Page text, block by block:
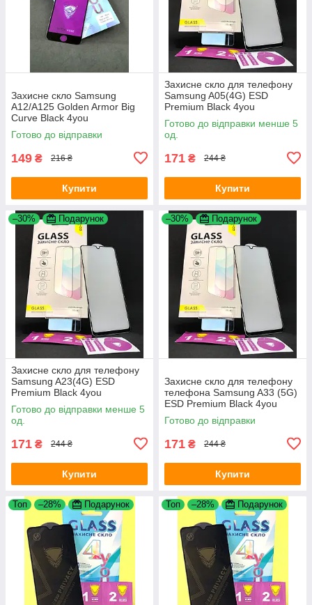
Захисне скло Samsung
A12/A125 Golden Armor Big
Curve Black 4you
Готово до відправки
149 ₴ 216 ₴
Купити
Захисне скло для телефону
Samsung A05(4G) ESD
Premium Black 4you
Готово до відправки менше 5
од.
171 ₴ 244 ₴
Купити
–30% Подарунок
Захисне скло для телефону
Samsung A23(4G) ESD
Premium Black 4you
Готово до відправки менше 5
од.
171 ₴ 244 ₴
Купити
–30% Подарунок
Захисне скло для телефону
телефона Samsung A33 (5G)
ESD Premium Black 4you
Готово до відправки
171 ₴ 244 ₴
Купити
Топ –28% Подарунок Топ –28% Подарунок